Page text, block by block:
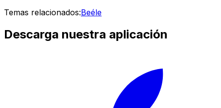
Temas relacionados:Beéle
Descarga nuestra aplicación